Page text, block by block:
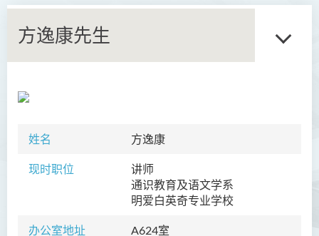
方逸康先生
姓名 方逸康
现时职位
讲师
通识教育及语文学系
明爱白英奇专业学校
办公室地址 A624室
院长的话
课程概览
教职员
陈善伟教授